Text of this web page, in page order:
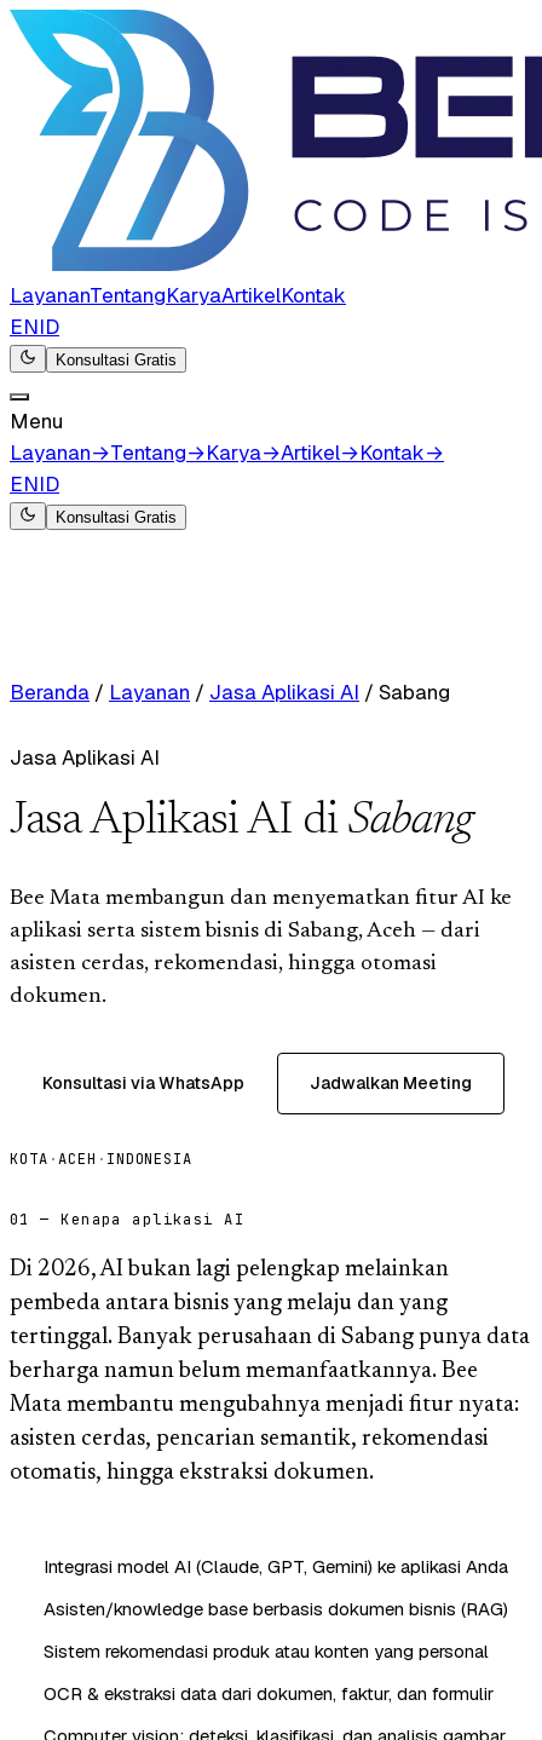
LayananTentangKaryaArtikelKontak
ENID
Konsultasi Gratis
Menu
Layanan→Tentang→Karya→Artikel→Kontak→
ENID
Konsultasi Gratis
Beranda / Layanan / Jasa Aplikasi AI / Sabang
Jasa Aplikasi AI
Jasa Aplikasi AI di Sabang
Bee Mata membangun dan menyematkan fitur AI ke
aplikasi serta sistem bisnis di Sabang, Aceh — dari
asisten cerdas, rekomendasi, hingga otomasi
dokumen.
Konsultasi via WhatsApp Jadwalkan Meeting
KOTA ·ACEH · INDONESIA
01 — Kenapa aplikasi AI
Di 2026, AI bukan lagi pelengkap melainkan
pembeda antara bisnis yang melaju dan yang
tertinggal. Banyak perusahaan di Sabang punya data
berharga namun belum memanfaatkannya. Bee
Mata membantu mengubahnya menjadi fitur nyata:
asisten cerdas, pencarian semantik, rekomendasi
otomatis, hingga ekstraksi dokumen.
Integrasi model AI (Claude, GPT, Gemini) ke aplikasi Anda
Asisten/knowledge base berbasis dokumen bisnis (RAG)
Sistem rekomendasi produk atau konten yang personal
OCR & ekstraksi data dari dokumen, faktur, dan formulir
Computer vision: deteksi, klasifikasi, dan analisis gambar